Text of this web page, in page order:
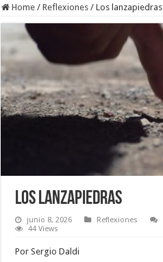
Home / Reflexiones / Los lanzapiedras
Los lanzapiedras
junio 8, 2026 Reflexiones
44 Views
Por Sergio Daldi